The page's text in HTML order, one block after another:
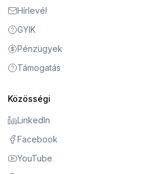
Hírlevél
GYIK
Pénzügyek
Támogatás
Közösségi
LinkedIn
Facebook
YouTube